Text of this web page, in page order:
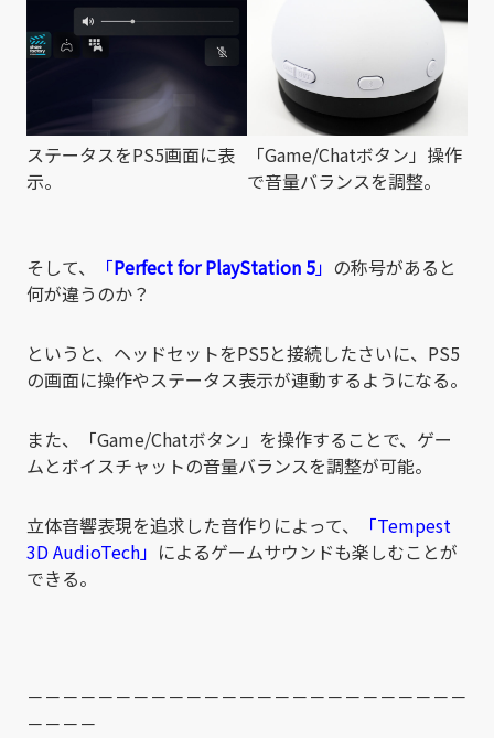
ステータスをPS5画面に表
示。
「Game/Chatボタン」操作
で音量バランスを調整。
そして、 「Perfect for PlayStation 5」 の称号があると
何が違うのか？
というと、ヘッドセットをPS5と接続したさいに、PS5
の画面に操作やステータス表示が連動するようになる。
また、「Game/Chatボタン」を操作することで、ゲー
ムとボイスチャットの音量バランスを調整が可能。
立体音響表現を追求した音作りによって、
「Tempest
3D AudioTech」 によるゲームサウンドも楽しむことが
できる。
－－－－－－－－－－－－－－－－－－－－－－－－－
－－－－